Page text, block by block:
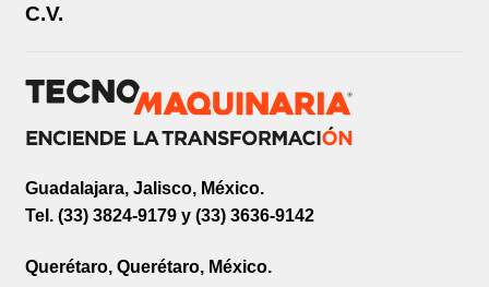
C.V.
Guadalajara, Jalisco, México.
Tel. (33) 3824-9179 y (33) 3636-9142
Querétaro, Querétaro, México.